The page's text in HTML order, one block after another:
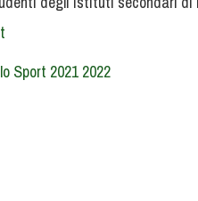
Sport 2021 2022